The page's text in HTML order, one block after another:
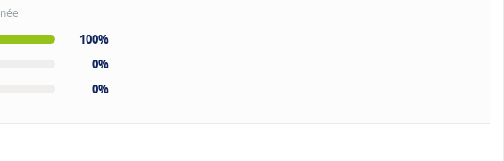
100%
0%
0%